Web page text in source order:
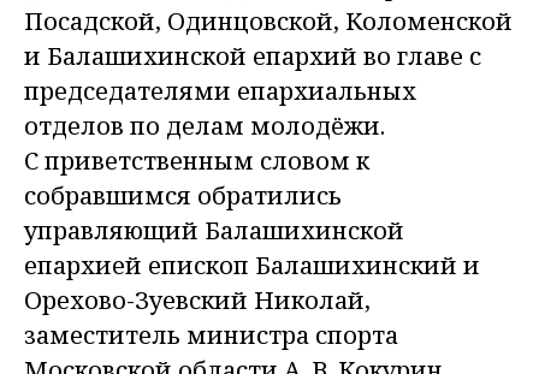
Посадской, Одинцовской, Коломенской
и Балашихинской епархий во главе с
председателями епархиальных
отделов по делам молодёжи.
С приветственным словом к
собравшимся обратились
управляющий Балашихинской
епархией епископ Балашихинский и
Орехово-Зуевский Николай,
заместитель министра спорта